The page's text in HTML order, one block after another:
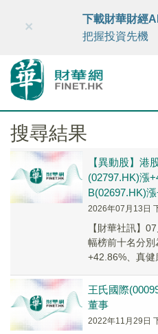
財華智庫網 FINTV
×
下載財華財經
把握投資先機
搜尋結果
【異動股】港
(02797.HK)漲
B(02697.HK)
2026年07月13日
【財華社訊】
幅榜前十名分
+42.86%、真
王氏國際
董事
2022年11月29日